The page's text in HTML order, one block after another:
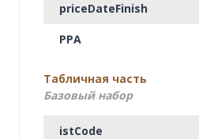
priceDateFinish
PPA
Табличная часть
Базовый набор
istCode